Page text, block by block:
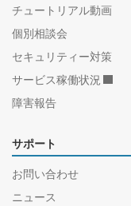
チュートリアル動画
個別相談会
セキュリティー対策
サービス稼働状況
障害報告
サポート
お問い合わせ
ニュース